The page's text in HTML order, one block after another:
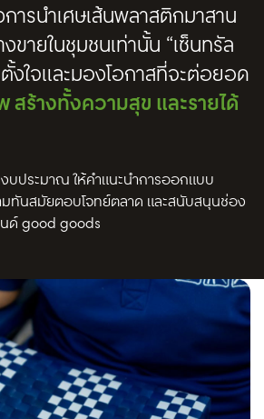
ารนำเศษเส้นพลาสติกมาสาน
ขายในชุมชนเท่านั้น “เซ็นทรัล
งใจและมองโอกาสที่จะต่อยอด
สร้างทั้งความสุข และรายได้
บประมาณ ให้คำแนะนำการออกแบบ
ทันสมัยตอบโจทย์ตลาด และสนับสนุนช่อง
นด์ good goods